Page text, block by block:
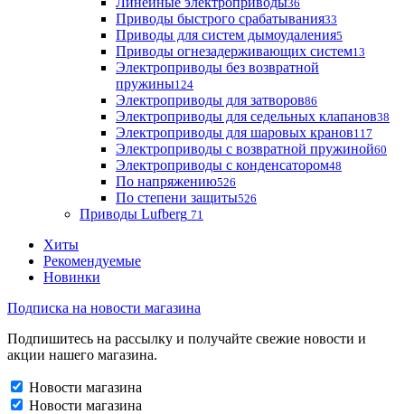
36
Приводы быстрого срабатывания33
Приводы для систем дымоудаления5
Приводы огнезадерживающих систем13
Электроприводы без возвратной
пружины124
Электроприводы для затворов86
Электроприводы для седельных клапанов38
Электроприводы для шаровых кранов117
Электроприводы с возвратной пружиной60
Электроприводы с конденсатором48
По напряжению526
По степени защиты526
Приводы Lufberg 71
Хиты
Рекомендуемые
Новинки
Подписка на новости магазина
Подпишитесь на рассылку и получайте свежие новости и
акции нашего магазина.
Новости магазина
Новости магазина